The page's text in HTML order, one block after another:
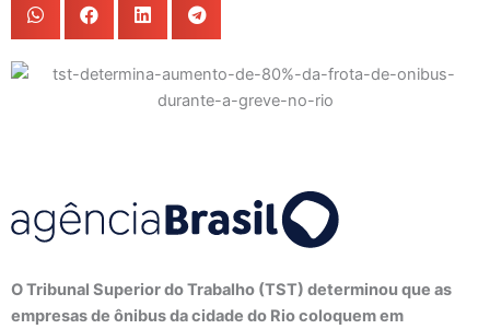
O Tribunal Superior do Trabalho (TST) determinou que as
empresas de ônibus da cidade do Rio coloquem em